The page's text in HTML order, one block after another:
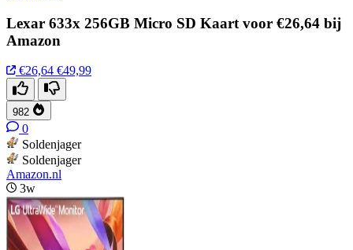
Lexar 633x 256GB Micro SD Kaart voor €26,64 bij
Amazon
€26,64 €49,99
982
0
Soldenjager
Soldenjager
Amazon.nl
3w